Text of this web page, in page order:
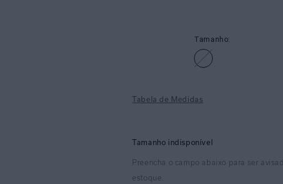
Tamanho:
Tabela de Medidas